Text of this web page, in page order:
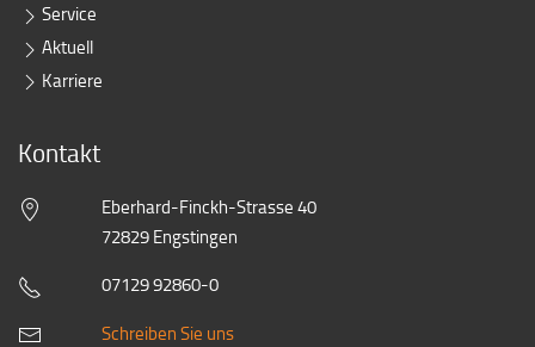
Service
Aktuell
Karriere
Kontakt
Eberhard-Finckh-Strasse 40
72829 Engstingen
07129 92860-0
Schreiben Sie uns